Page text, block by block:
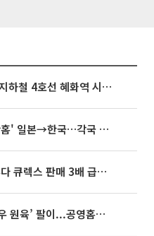
전장연, 오늘(10일) 서울 지하철 4호선 혜화역 시위…1호선 용산역 무정차
태풍 '돌핀' 중국 상륙, '찬홈' 일본→한국…각국 기상청 예상 경로는?
대신證 “알테오젠, 키트루다 큐렉스 판매 3배 급증…목표가 41만원 상향”
이...공영홈쇼핑 표기·검증 구멍